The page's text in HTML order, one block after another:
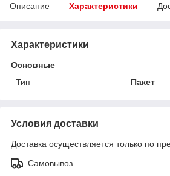
Описание Характеристики
Характеристики
Основные
Тип
Пакет
Условия доставки
Доставка осуществляется только по
Самовывоз